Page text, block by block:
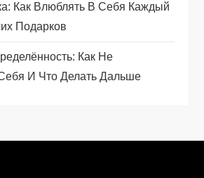
Как Влюблять В Себя Каждый
Подарков
Как Не
И Что Делать Дальше